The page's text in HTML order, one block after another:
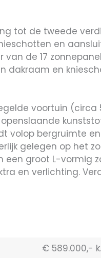
tot de tweede
en
de 17
dakraam en
voortuin
volop bergruimte
gelegen op het
groot L-vormig
en verlichting.
€ 589.000,-